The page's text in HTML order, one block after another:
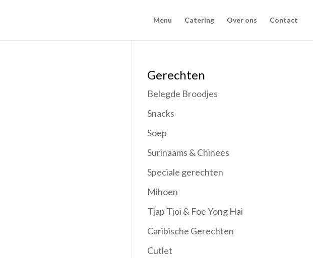
Menu Catering Over ons Contact
Gerechten
Belegde Broodjes
Snacks
Soep
Surinaams & Chinees
Speciale gerechten
Mihoen
Tjap Tjoi & Foe Yong Hai
Caribische Gerechten
Cutlet